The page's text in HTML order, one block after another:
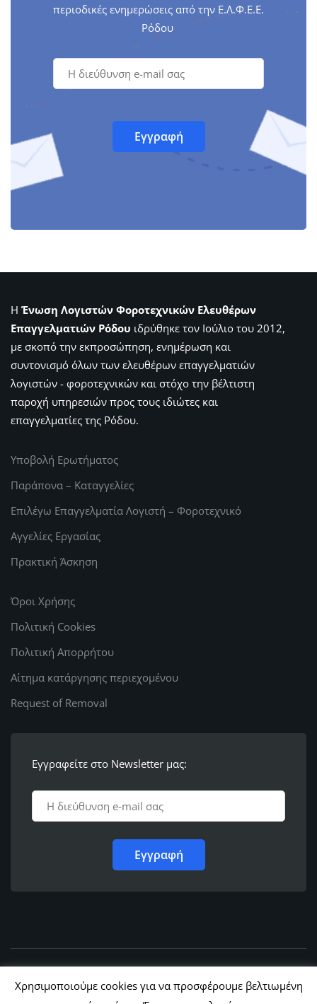
περιοδικές ενημερώσεις από την Ε.Λ.Φ.Ε.Ε.
Ρόδου
Η Ένωση Λογιστών Φοροτεχνικών Ελευθέρων
Επαγγελματιών Ρόδου ιδρύθηκε τον Ιούλιο του 2012,
με σκοπό την εκπροσώπηση, ενημέρωση και
συντονισμό όλων των ελευθέρων επαγγελματιών
λογιστών - φοροτεχνικών και στόχο την βέλτιστη
παροχή υπηρεσιών προς τους ιδιώτες και
επαγγελματίες της Ρόδου.
Υποβολή Ερωτήματος
Παράπονα – Καταγγελίες
Επιλέγω Επαγγελματία Λογιστή – Φοροτεχνικό
Αγγελίες Εργασίας
Πρακτική Άσκηση
Όροι Χρήσης
Πολιτική Cookies
Πολιτική Απορρήτου
Αίτημα κατάργησης περιεχομένου
Request of Removal
Εγγραφείτε στο Newsletter μας:
© 2011 - 2022, Ε.Λ.Φ.Ε.Ε. Ρόδου
Χρησιμοποιούμε cookies για να προσφέρουμε βελτιωμένη